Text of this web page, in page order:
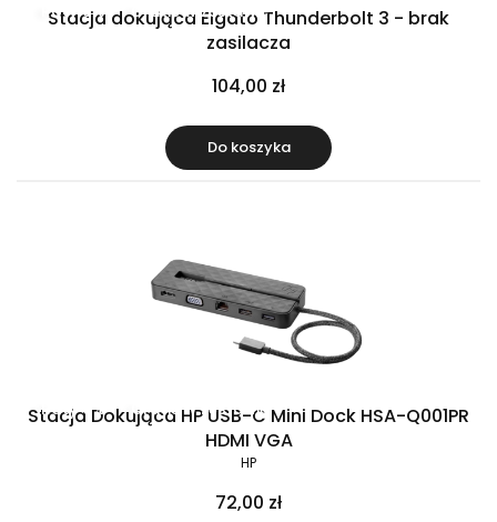
Raty 0% Gratis w zestawie
Stacja dokująca Elgato Thunderbolt 3 - brak
zasilacza
104,00 zł
Do koszyka
Raty 0% Gratis w zestawie
Stacja Dokująca HP USB-C Mini Dock HSA-Q001PR
HDMI VGA
HP
72,00 zł